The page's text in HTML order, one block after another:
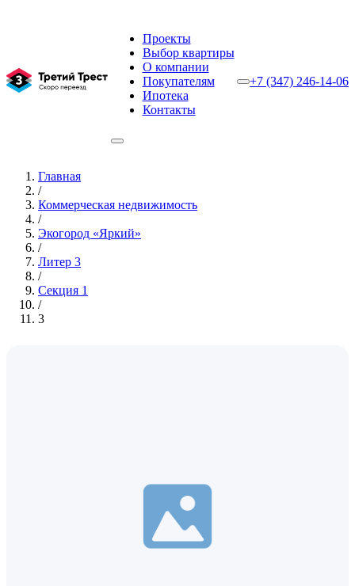
Проекты
Выбор квартиры
О компании
Покупателям
Ипотека
Контакты
+7 (347) 246-14-06
Главная
/
Коммерческая недвижимость
/
Экогород «Яркий»
/
Литер 3
/
Секция 1
/
3